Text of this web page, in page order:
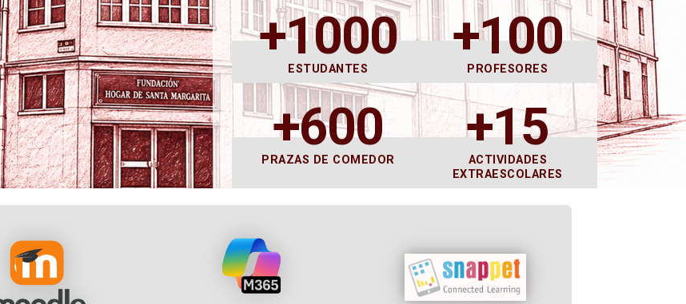
+1000
ESTUDANTES
+100
PROFESORES
+600
PRAZAS DE COMEDOR
+15
ACTIVIDADES
EXTRAESCOLARES